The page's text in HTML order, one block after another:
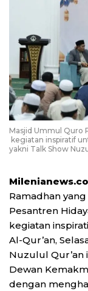
Masjid Ummul Quro
kegiatan inspiratif
yakni Talk Show
Ramadhan
Pesantren
kegiatan
Al-Qur’an,
Nuzulul Qur’an
Dewan
dengan